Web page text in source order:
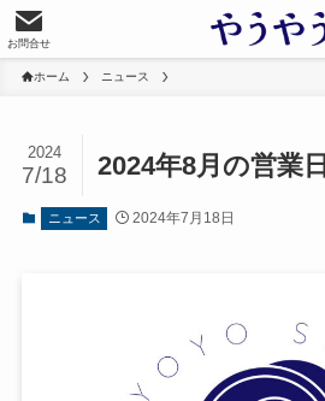
お問合せ
ホーム ニュース
2024年8月の営業日
2024
7/18
ニュース 2024年7月18日